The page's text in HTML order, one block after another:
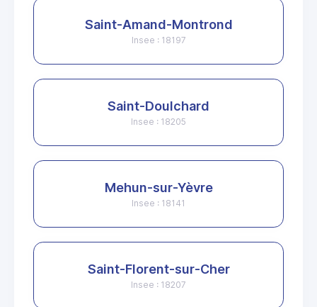
Saint-Amand-Montrond
Insee : 18197
Saint-Doulchard
Insee : 18205
Mehun-sur-Yèvre
Insee : 18141
Saint-Florent-sur-Cher
Insee : 18207